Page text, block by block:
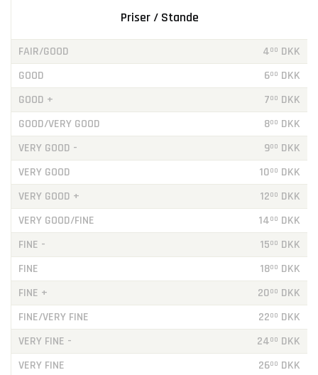
Priser / Stande
FAIR/GOOD 400 DKK
GOOD
600 DKK
GOOD +
700 DKK
GOOD/VERY GOOD
800 DKK
VERY GOOD -
900 DKK
VERY GOOD
1000 DKK
VERY GOOD +
1200 DKK
VERY GOOD/FINE
1400 DKK
FINE -
1500 DKK
FINE
1800 DKK
FINE +
2000 DKK
FINE/VERY FINE
2200 DKK
VERY FINE -
2400 DKK
VERY FINE
2600 DKK